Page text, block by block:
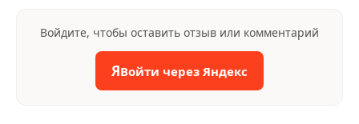
Войдите, чтобы оставить отзыв или комментарий
ЯВойти через Яндекс